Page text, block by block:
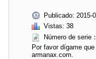
Publicado: 2015-
Vistas: 38
Número de serie
Por favor dígame
armanax.com.